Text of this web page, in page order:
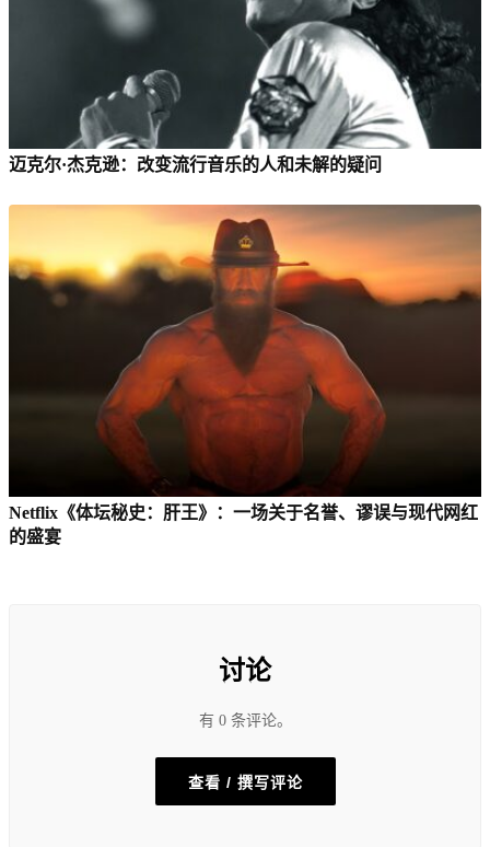
迈克尔·杰克逊：改变流行音乐的人和未解的疑问
Netflix《体坛秘史：肝王》：一场关于名誉、谬误与现代网红
的盛宴
讨论
有 0 条评论。
查看 / 撰写评论